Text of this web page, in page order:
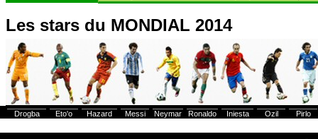
Les stars du MONDIAL 2014
Drogba Eto'o Hazard Messi Neymar Ronaldo Iniesta Ozil Pirlo